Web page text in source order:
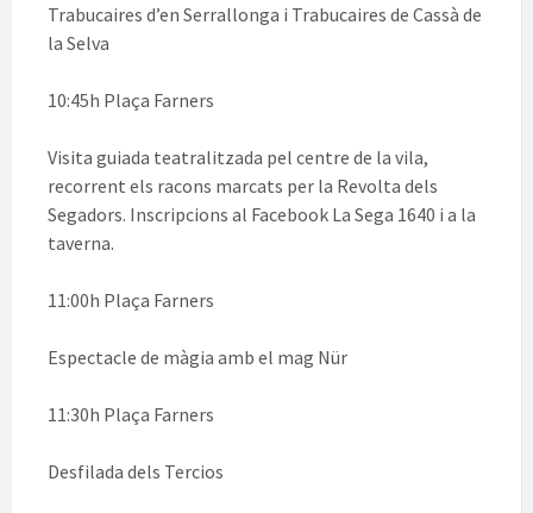
Trabucaires d’en Serrallonga i Trabucaires de Cassà de
la Selva
10:45h Plaça Farners
Visita guiada teatralitzada pel centre de la vila,
recorrent els racons marcats per la Revolta dels
Segadors. Inscripcions al Facebook La Sega 1640 i a la
taverna.
11:00h Plaça Farners
Espectacle de màgia amb el mag Nür
11:30h Plaça Farners
Desfilada dels Tercios